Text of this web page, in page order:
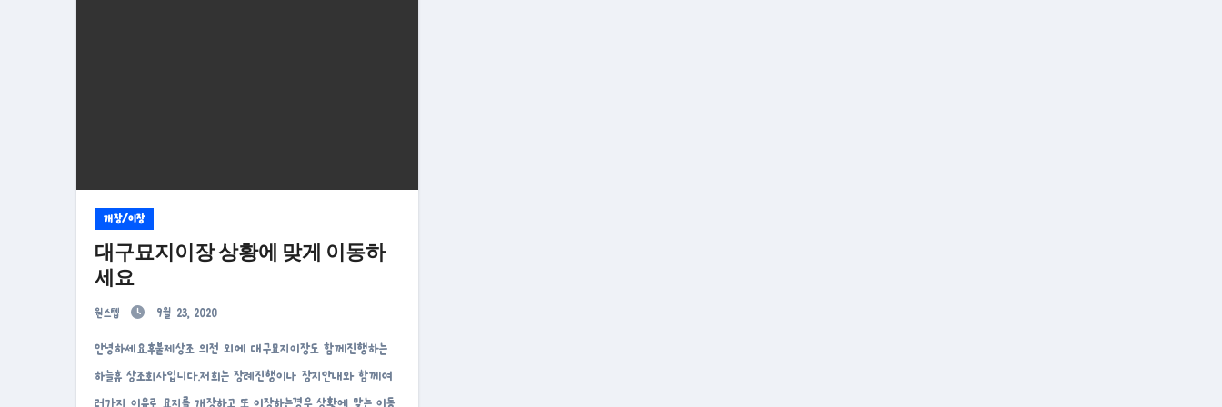
개장/이장
대구묘지이장 상황에 맞게 이동하
세요
원스텝 9월 23, 2020
안녕하세요.후불제상조 의전 외에 대구묘지이장도 함께진행하는
하늘휴 상조회사입니다.저희는 장례진행이나 장지안내와 함께여
러가지 이유로 묘지를 개장하고 또 이장하는경우 상황에 맞는 이동